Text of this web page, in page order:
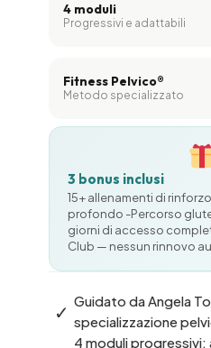
4 moduli
Progressivi e adattabili
Fitness Pelvico®
Metodo specializzato
3 bonus inclusi
15+ allenamenti di
profondo -Percorso
giorni di accesso
Club — nessun rinnovo
✓ Guidato da Angela
specializzazione
4 moduli